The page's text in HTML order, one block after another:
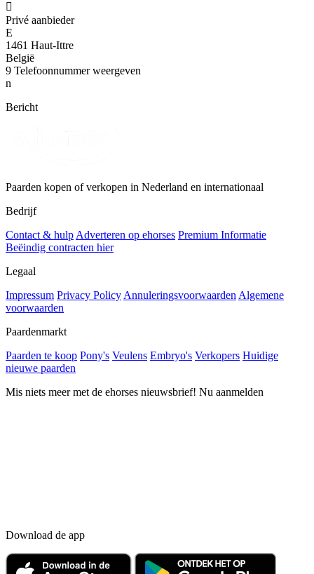

Privé aanbieder
E
1461 Haut-Ittre
België
9 Telefoonnummer weergeven
n
Bericht
Paarden kopen of verkopen in Nederland en internationaal
Bedrijf
Contact & hulp Adverteren op ehorses Premium Informatie
Beëindig contracten hier
Legaal
Impressum Privacy Policy Annuleringsvoorwaarden Algemene
voorwaarden
Paardenmarkt
Paarden te koop Pony's Veulens Embryo's Verkopers Huidige
nieuwe paarden
Mis niets meer met de ehorses nieuwsbrief! Nu aanmelden
Download de app